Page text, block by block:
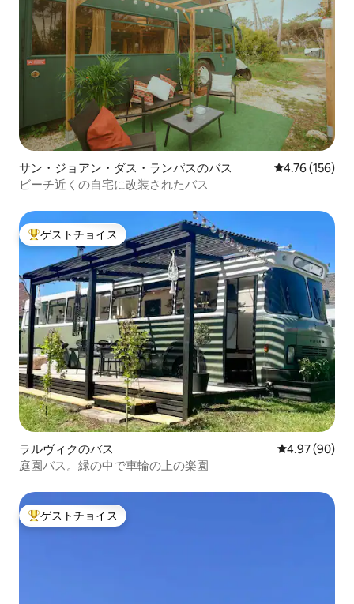
サン・ジョアン・ダス・ランパスのバス レビュー156
4.76 (156)
ビーチ近くの自宅に改装されたバス
大好評のゲストチョイスです。
ゲストチョイス
ラルヴィクのバス レビュー90
4.97 (90)
庭園バス。緑の中で車輪の上の楽園
大好評のゲストチョイスです。
ゲストチョイス